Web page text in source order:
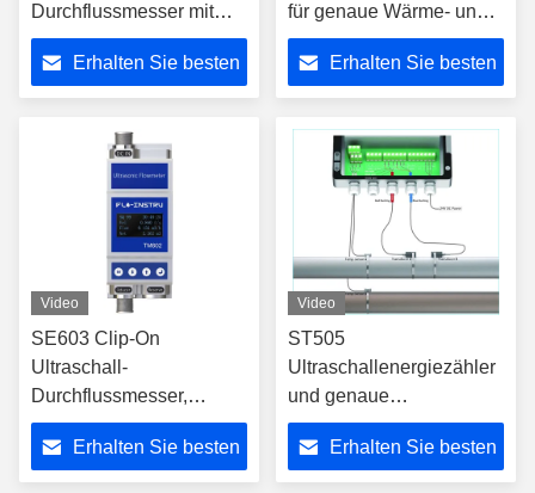
Durchflussmesser mit
großem Messbereich und
langer Lebensdauer
ohne bewegliche Teile,
Kontakt kommen
Erhalten Sie besten
für genaue Wärme- und
Kälteeinmessung mit
minimalem
Installationsaufwand
Erhalten Sie besten
Video
SE603 Clip-On
Ultraschall-
Durchflussmesser,
berührungsloser
Ultraschall-
Durchflussmesser mit
Erhalten Sie besten
Video
ST505
Ultraschallenergiezähler
und genaue
Wärmeverbrauchsmessung
zur Energieeinsparung
und Kostensenkung in
Erhalten Sie besten